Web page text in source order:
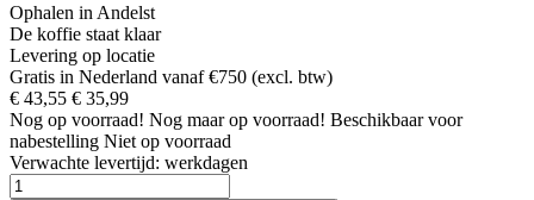
Ophalen in Andelst
De koffie staat klaar
Levering op locatie
Gratis in Nederland vanaf €750 (excl. btw)
€ 43,55 € 35,99
Nog op voorraad! Nog maarop voorraad! Beschikbaar voor
nabestelling Niet op voorraad
Verwachte levertijd: werkdagen